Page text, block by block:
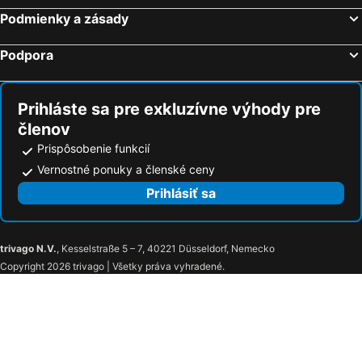
Hotely Nages-et-Solorgues
Podmienky a zásady
Podpora
Prihláste sa pre exkluzívne výhody pre
členov
Prispôsobenie funkcií
Vernostné ponuky a členské ceny
Prihlásiť sa
trivago N.V., Kesselstraße 5 – 7, 40221 Düsseldorf, Nemecko
Copyright 2026 trivago | Všetky práva vyhradené.